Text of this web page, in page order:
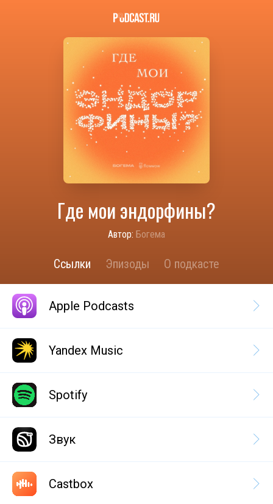
Где мои эндорфины?
Автор: Богема
Ссылки Эпизоды О подкасте
Apple Podcasts
Yandex Music
Spotify
Звук
Castbox